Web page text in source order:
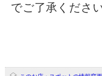
でご了承ください